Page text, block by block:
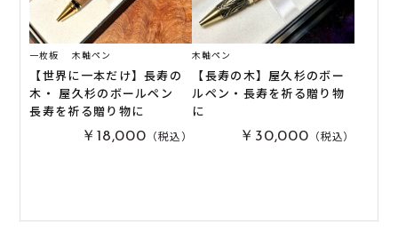
一枚板 木軸ペン
【世界に一本だけ】長寿の
木・ 屋久杉のボールペン
長寿を祈る贈り物に
￥18,000 （税込）
木軸ペン
【長寿の木】屋久杉のボー
ルペン・長寿を祈る贈り物
に
￥30,000 （税込）